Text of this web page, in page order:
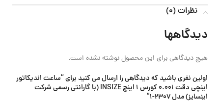
نظرات (0)
دیدگاهها
هیچ دیدگاهی برای این محصول نوشته نشده است.
اولین نفری باشید که دیدگاهی را ارسال می کنید برای “ساعت اندیکاتور
اینچی دقت 0.001 کورس 1 اینچ INSIZE (با گارانتی رسمی شرکت
اینسایز) مدل 2307-1”